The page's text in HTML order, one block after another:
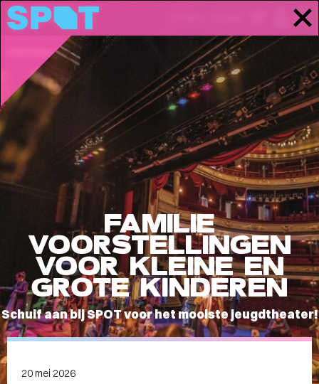
PROGRAMMA INFORMATIE STORIES
Stories
FAMILIE
VOORSTELLINGEN
VOOR KLEINE EN
GROTE KINDEREN
Schuif aan bij SPOT voor het mooiste jeugdtheater!
20 mei 2026